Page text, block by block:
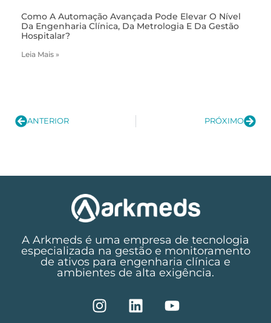
Como A Automação Avançada Pode Elevar O Nível
Da Engenharia Clínica, Da Metrologia E Da Gestão
Hospitalar?
Leia Mais »
ANTERIOR PRÓXIMO
A Arkmeds é uma empresa de tecnologia
especializada na gestão e monitoramento
de ativos para engenharia clínica e
ambientes de alta exigência.